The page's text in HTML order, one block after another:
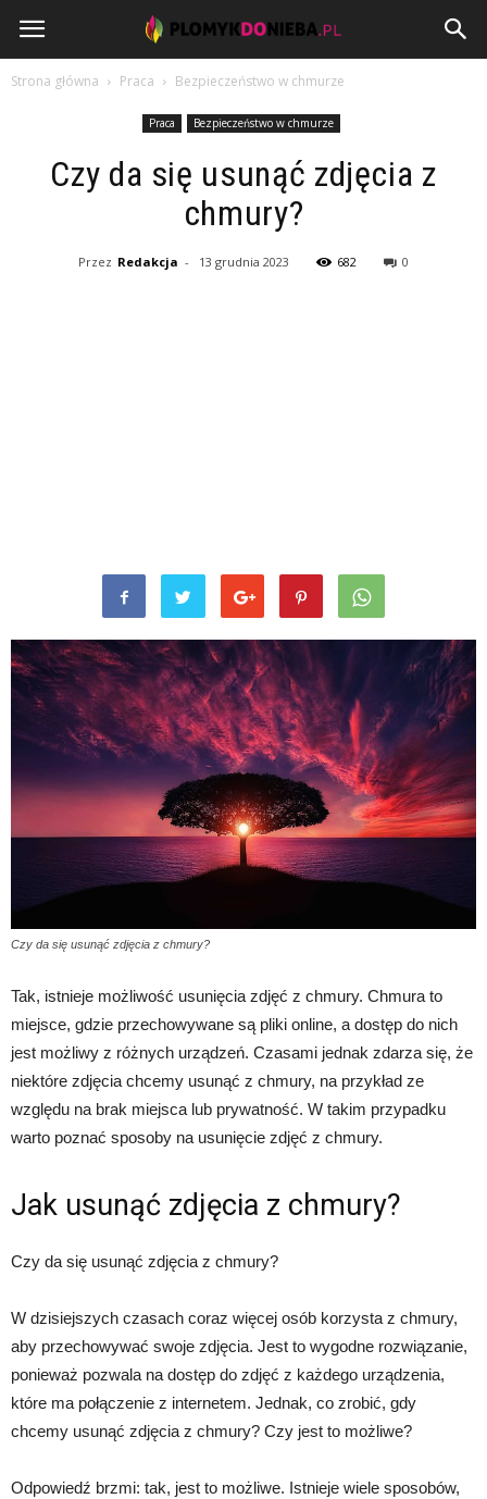
PlomykDoNieba.pl
Strona główna Praca Bezpieczeństwo w chmurze
Praca Bezpieczeństwo w chmurze
Czy da się usunąć zdjęcia z
chmury?
Przez Redakcja - 13 grudnia 2023 682 0
Czy da się usunąć zdjęcia z chmury?
Tak, istnieje możliwość usunięcia zdjęć z chmury. Chmura to
miejsce, gdzie przechowywane są pliki online, a dostęp do nich
jest możliwy z różnych urządzeń. Czasami jednak zdarza się, że
niektóre zdjęcia chcemy usunąć z chmury, na przykład ze
względu na brak miejsca lub prywatność. W takim przypadku
warto poznać sposoby na usunięcie zdjęć z chmury.
Jak usunąć zdjęcia z chmury?
Czy da się usunąć zdjęcia z chmury?
W dzisiejszych czasach coraz więcej osób korzysta z chmury,
aby przechowywać swoje zdjęcia. Jest to wygodne rozwiązanie,
ponieważ pozwala na dostęp do zdjęć z każdego urządzenia,
które ma połączenie z internetem. Jednak, co zrobić, gdy
chcemy usunąć zdjęcia z chmury? Czy jest to możliwe?
Odpowiedź brzmi: tak, jest to możliwe. Istnieje wiele sposobów,